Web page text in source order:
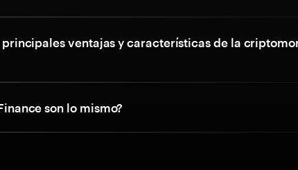
principales ventajas y características de la
son lo mismo?